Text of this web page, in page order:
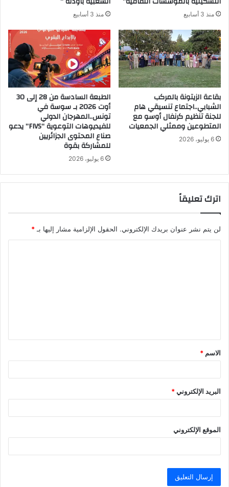
منذ 3 أسابيع منذ 3 أسابيع
بقاعة الزيتونة بالمركب
الشبابي..اجتماع تنسيقي هام
للجنة تنظيم كرنفال أوسو مع
المتطوعين وممثلي الجمعيات
6 يوليو، 2026
الطبعة السادسة من 28 إلى 30
أوت 2026 بـ سوسة في
تونس..المهرجان الدولي
للفيديوهات التوعوية “FIVS” يدعو
صناع المحتوى الجزائريين
للمشاركة بقوة
6 يوليو، 2026
اترك تعليقاً
لن يتم نشر عنوان بريدك الإلكتروني. الحقول الإلزامية مشار إليها بـ *
ق
*
الاسم *
البريد الإلكتروني*
الموقع الإلكتروني